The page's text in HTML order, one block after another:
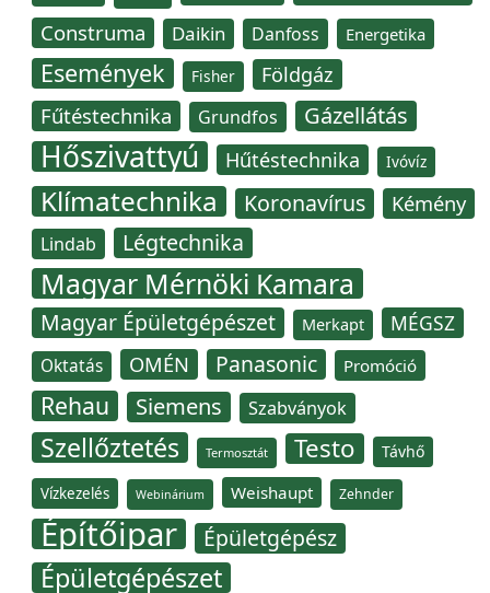
Construma Daikin Danfoss Energetika
Események Fisher Földgáz
Fűtéstechnika Grundfos Gázellátás
Hőszivattyú Hűtéstechnika Ivóvíz
Klímatechnika Koronavírus Kémény
Lindab Légtechnika
Magyar Mérnöki Kamara
Magyar Épületgépészet Merkapt MÉGSZ
Oktatás OMÉN Panasonic Promóció
Rehau Siemens Szabványok
Szellőztetés Termosztát Testo Távhő
Vízkezelés Webinárium Weishaupt Zehnder
Építőipar Épületgépész
Épületgépészet